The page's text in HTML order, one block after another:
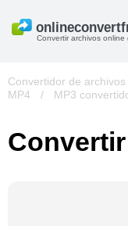
Convertir archivos online
Convertidor de archivos
MP4
/ MP3
Convertir